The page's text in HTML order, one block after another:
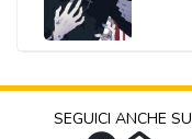
SEGUICI ANCHE SU